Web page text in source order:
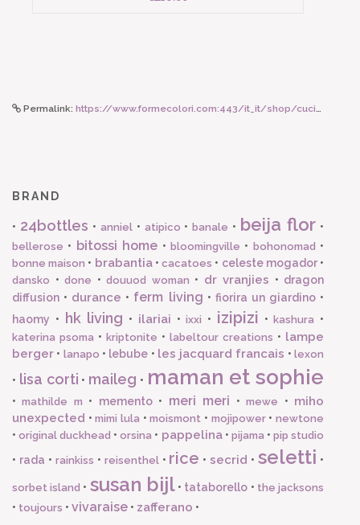
Permalink: https://www.formecolori.com:443/it_it/shop/cucina/tovaglie/lisa_corti_set_2_tovagliette_cotone_35x48/6672
BRAND
• 24bottles • anniel• atipico •banale • beija flor •
bellerose • bitossi home • bloomingville • bohonomad •
bonne maison • brabantia•cacatoes • celeste mogador•
dansko • done • douuod woman • dr vranjies • dragon
diffusion • durance • ferm living • fiorira un giardino•
haomy • hk living • ilariai •ixxi • izipizi •kashura •
katerina psoma • kriptonite • labeltour creations • lampe
berger • lanapo • lebube • les jacquard francais •lexon
• lisa corti • maileg • maman et sophie
•mathilde m • memento• meri meri •mewe • miho
unexpected •mimi lula •moismont • mojipower•newtone
•original duckhead •orsina • pappelina• pijama • pip studio
• rada • rainkiss • reisenthel• rice •secrid •seletti •
sorbet island • susan bijl• tataborello • the jacksons
• toujours • vivaraise • zafferano •